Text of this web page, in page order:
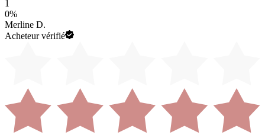
1
0%
Merline D.
Acheteur vérifié